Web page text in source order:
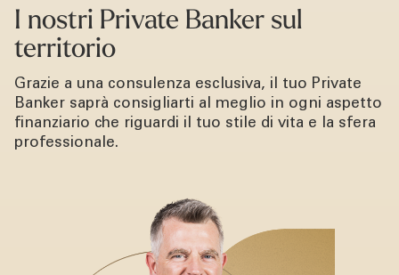
I nostri Private Banker sul
territorio
Grazie a una consulenza esclusiva, il tuo Private
Banker saprà consigliarti al meglio in ogni aspetto
finanziario che riguardi il tuo stile di vita e la sfera
professionale.